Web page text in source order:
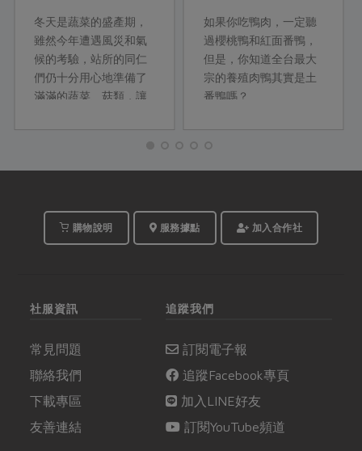
一道？
冬天是蔬菜的盛產期，
雖然今年遭遇風災和氣
候的考驗，站所的同仁
們仍十分用心地準備了
滿滿的蔬菜、菇類，讓
嘆著合作社當季好食材
的Yuki老師，以她嫻熟
富學問吧！
如果你吃鴨肉，一定聽
過櫻桃鴨和紅面番鴨，
但是，你知道全台最大
宗的養殖肉鴨其實是土
番鴨嗎？
購物說明 服務據點 加入合作社
社服資訊
常見問題
聯絡我們
下載專區
友善連結
追蹤我們
訂閱電子報
追蹤Facebook專頁
加入LINE好友
訂閱YouTube頻道